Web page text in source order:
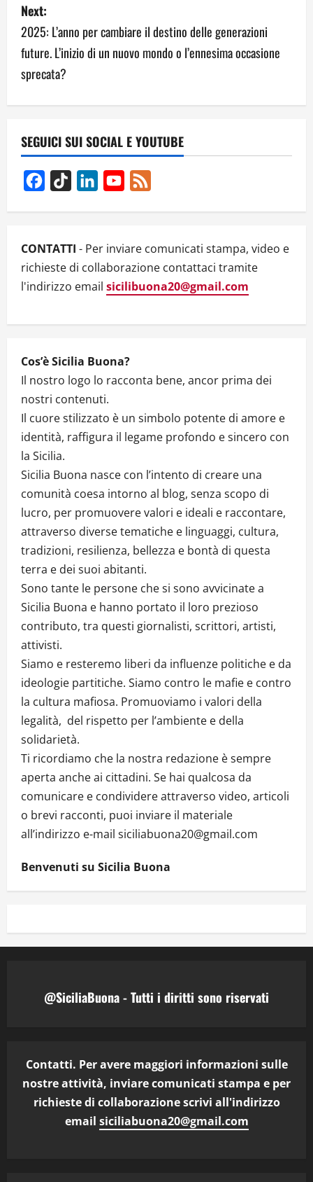
n
a
v
i
g
a
o
n
Next:
2025: L’anno per cambiare il destino delle generazioni
future. L’inizio di un nuovo mondo o l’ennesima occasione
sprecata?
SEGUICI SUI SOCIAL E YOUTUBE
Facebook
TikTok LinkedInYouTube
CONTATTI - Per inviare comunicati stampa, video e
richieste di collaborazione contattaci tramite
l'indirizzo email sicilibuona20@gmail.com
Cos’è Sicilia Buona?
Il nostro logo lo racconta bene, ancor prima dei
nostri contenuti.
Il cuore stilizzato è un simbolo potente di amore e
identità, raffigura il legame profondo e sincero con
la Sicilia.
Sicilia Buona nasce con l’intento di creare una
comunità coesa intorno al blog, senza scopo di
lucro, per promuovere valori e ideali e raccontare,
attraverso diverse tematiche e linguaggi, cultura,
tradizioni, resilienza, bellezza e bontà di questa
terra e dei suoi abitanti.
Sono tante le persone che si sono avvicinate a
Sicilia Buona e hanno portato il loro prezioso
contributo, tra questi giornalisti, scrittori, artisti,
attivisti.
Siamo e resteremo liberi da influenze politiche e da
ideologie partitiche. Siamo contro le mafie e contro
la cultura mafiosa. Promuoviamo i valori della
legalità, del rispetto per l’ambiente e della
solidarietà.
Ti ricordiamo che la nostra redazione è sempre
aperta anche ai cittadini. Se hai qualcosa da
comunicare e condividere attraverso video, articoli
o brevi racconti, puoi inviare il materiale
all’indirizzo e-mail siciliabuona20@gmail.com
Benvenuti su Sicilia Buona
@SiciliaBuona - Tutti i diritti sono riservati
Contatti. Per avere maggiori informazioni sulle
nostre attività, inviare comunicati stampa e per
richieste di collaborazione scrivi all'indirizzo
email siciliabuona20@gmail.com